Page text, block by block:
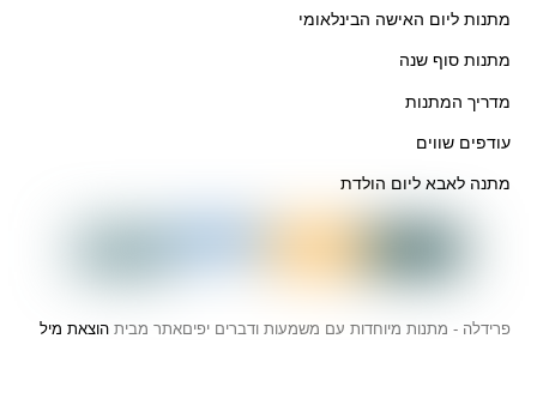
מתנות ליום האישה הבינלאומי
מתנות סוף שנה
מדריך המתנות
עודפים שווים
מתנה לאבא ליום הולדת
פרידלה - מתנות מיוחדות עם משמעות ודברים יפיםאתר מביתהוצאת מיל